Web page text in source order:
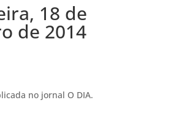
18 de
de 2014
no jornal O DIA.